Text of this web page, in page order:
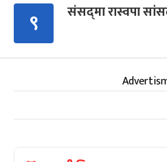
९ संसद्‍मा रास्वपा